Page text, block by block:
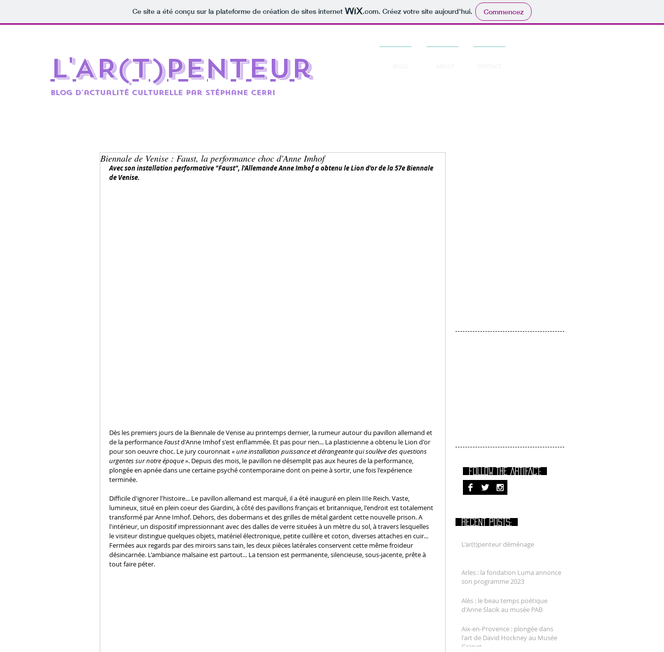
Ce site a été conçu sur la plateforme de création de sites internet .com. Créez votre site aujourd'hui. Commencez
L'AR(t)penteur
BLOG D'actualité culturelle par Stéphane CERRi
Biennale de Venise : Faust, la performance choc d'Anne Imhof
Avec son installation performative "Faust", l'Allemande Anne Imhof a obtenu le Lion d'or de la 57e Biennale
de Venise.
Dès les premiers jours de la Biennale de Venise au printemps dernier, la rumeur autour du pavillon allemand et
de la performance Faust d'Anne Imhof s'est enflammée. Et pas pour rien... La plasticienne a obtenu le Lion d'or
pour son oeuvre choc. Le jury couronnait « une installation puissance et dérangeante qui soulève des questions
urgentes sur notre époque ». Depuis des mois, le pavillon ne désemplit pas aux heures de la performance,
plongée en apnée dans une certaine psyché contemporaine dont on peine à sortir, une fois l'expérience
terminée.
Difficile d'ignorer l'histoire... Le pavillon allemand est marqué, il a été inauguré en plein IIIe Reich. Vaste,
lumineux, situé en plein coeur des Giardini, à côté des pavillons français et britannique, l'endroit est totalement
transformé par Anne Imhof. Dehors, des dobermans et des grilles de métal gardent cette nouvelle prison. A
l'intérieur, un dispositif impressionnant avec des dalles de verre situées à un mètre du sol, à travers lesquelles
le visiteur distingue quelques objets, matériel électronique, petite cuillère et coton, diverses attaches en cuir...
Fermées aux regards par des miroirs sans tain, les deux pièces latérales conservent cette même froideur
désincarnée. L'ambiance malsaine est partout... La tension est permanente, silencieuse, sous-jacente, prête à
tout faire péter.
FOLLOW THE ARTIFACT:
RECENT POSTS:
L'ar(t)penteur déménage
Arles : la fondation Luma annonce
son programme 2023
Alès : le beau temps poétique
d'Anne Slacik au musée PAB
Aix-en-Provence : plongée dans
l'art de David Hockney au Musée
Granet